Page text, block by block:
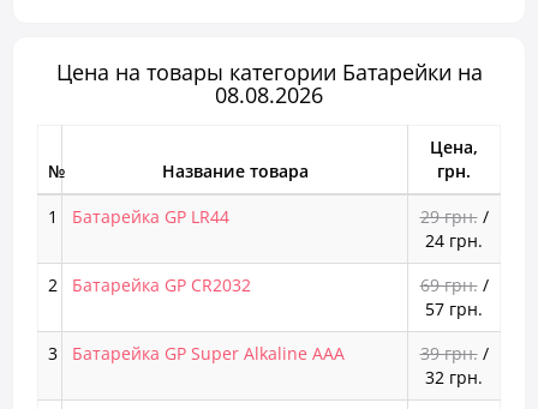
Цена на товары категории Батарейки на
08.08.2026
№ Название товара
Цена,
грн.
1
Батарейка GP LR44 29 грн./
24 грн.
2
Батарейка GP CR2032 69 грн./
57 грн.
3
Батарейка GP Super Alkaline AAA 39 грн./
32 грн.